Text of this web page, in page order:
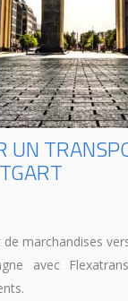
UN
de marchandises
avec